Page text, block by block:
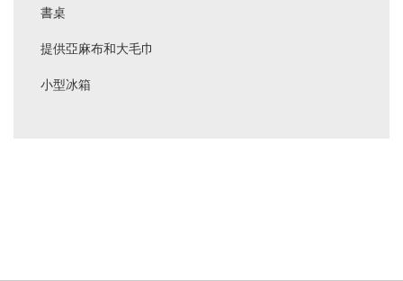
書桌
提供亞麻布和大毛巾
小型冰箱